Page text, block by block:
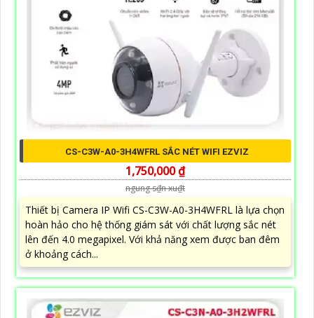
CS-C3W-A0-3H4WFRL SẮC NÉT WIFI EZVIZ
1,750,000 ₫
ngung s₫n xu₫t
Thiết bị Camera IP Wifi CS-C3W-A0-3H4WFRL là lựa chọn
hoàn hảo cho hệ thống giám sát với chất lượng sắc nét
lên đến 4.0 megapixel. Với khả năng xem được ban đêm
ở khoảng cách...